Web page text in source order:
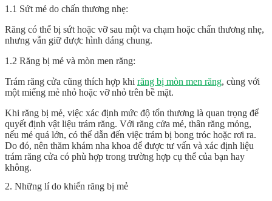
1.1 Sứt mẻ do chấn thương nhẹ:
Răng có thể bị sứt hoặc vỡ sau một va chạm hoặc chấn thương nhẹ,
nhưng vẫn giữ được hình dáng chung.
1.2 Răng bị mẻ và mòn men răng:
Trám răng cửa cũng thích hợp khi răng bị mòn men răng, cùng với
một miếng mẻ nhỏ hoặc vỡ nhỏ trên bề mặt.
Khi răng bị mẻ, việc xác định mức độ tổn thương là quan trọng để
quyết định vật liệu trám răng. Với răng cửa mẻ, thân răng mỏng,
nếu mẻ quá lớn, có thể dẫn đến việc trám bị bong tróc hoặc rơi ra.
Do đó, nên thăm khám nha khoa để được tư vấn và xác định liệu
trám răng cửa có phù hợp trong trường hợp cụ thể của bạn hay
không.
2. Những lí do khiến răng bị mẻ